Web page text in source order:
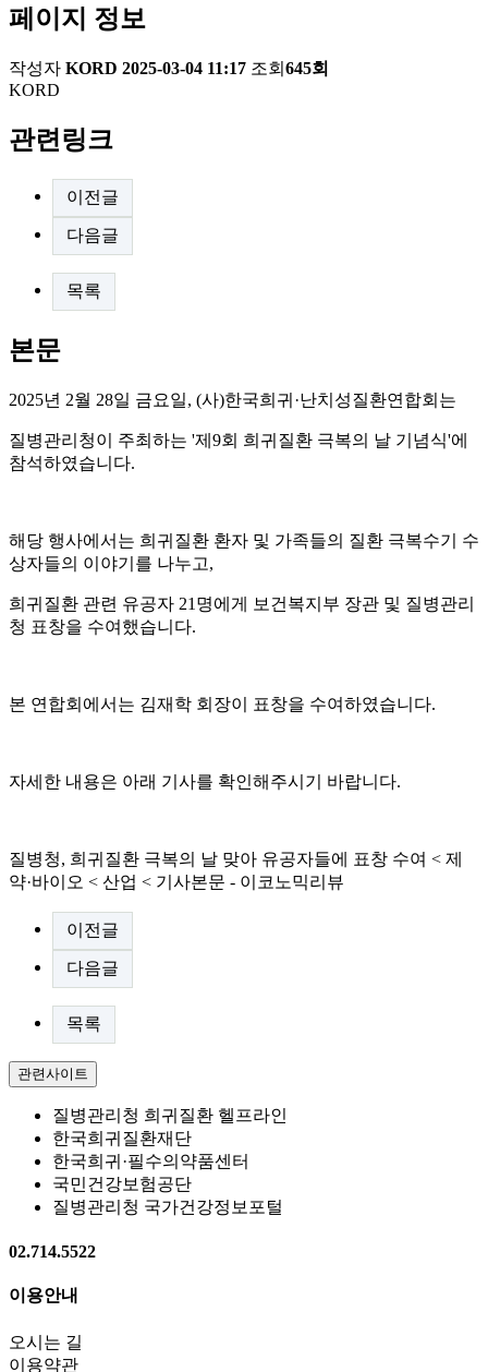
페이지 정보
작성자 KORD 2025-03-04 11:17 조회 645회
KORD
관련링크
이전글
다음글
목록
본문
2025년 2월 28일 금요일, (사)한국희귀·난치성질환연합회는
질병관리청이 주최하는 '제9회 희귀질환 극복의 날 기념식'에
참석하였습니다.
해당 행사에서는 희귀질환 환자 및 가족들의 질환 극복수기 수
상자들의 이야기를 나누고,
희귀질환 관련 유공자 21명에게 보건복지부 장관 및 질병관리
청 표창을 수여했습니다.
본 연합회에서는 김재학 회장이 표창을 수여하였습니다.
자세한 내용은 아래 기사를 확인해주시기 바랍니다.
질병청, 희귀질환 극복의 날 맞아 유공자들에 표창 수여 < 제
약·바이오 < 산업 < 기사본문 - 이코노믹리뷰
이전글
다음글
목록
관련사이트
질병관리청 희귀질환 헬프라인
한국희귀질환재단
한국희귀·필수의약품센터
국민건강보험공단
질병관리청 국가건강정보포털
02.714.5522
이용안내
오시는 길
이용약관